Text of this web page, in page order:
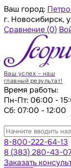
Ваш город:
г. Новосибирск,
Сравнение (0)
Ваш успех – наш
главный результат!
Время работы:
Пн-Пт: 06:00 -
Сб: 07:00 - 12:00
8-800-222-64-13
8 (383) 280-43-
Заказать